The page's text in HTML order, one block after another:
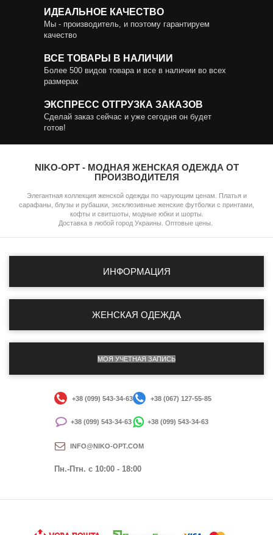
ИДЕАЛЬНОЕ КАЧЕСТВО
Мы - производитель, и поэтому гарантируем
качество
ВСЕ ТОВАРЫ В НАЛИЧИИ
Более 500 видов товара и все в наличии во всех
размерах
ЭКСПРЕСС ОТГРУЗКА ЗАКАЗОВ
Сделай заказ сейчас и уже сегодня он будет
готов!
NIKO-OPT - МОДНАЯ ЖЕНСКАЯ ОДЕЖДА ОТ
ПРОИЗВОДИТЕЛЯ
Элегантная коллекция женской одежды по чарующим ценам. Платья и
сарафаны, блузы и рубашки, эксклюзивные женские футболки с принтами,
кофты и свитшоты, модные юбки и шорты.
Доставка в любой город Украины. Оптовые цены.
ИНФОРМАЦИЯ
ЖЕНСКАЯ ОДЕЖДА
МОЯ УЧЕТНАЯ ЗАПИСЬ
+38 (099) 543-34-63 +38 (067) 127-55-85
+38 (099) 543-34-63 +38 (099) 543-34-63
INFO@NIKO-OPT.COM
Пн.-Птн. c 10:00 - 18:00